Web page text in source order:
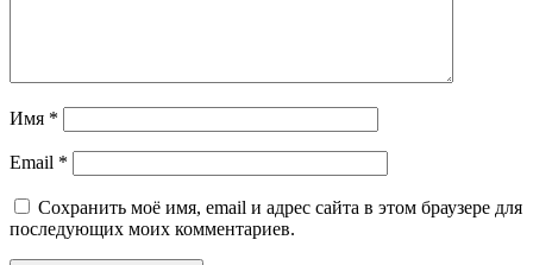
Имя *
Email *
Сохранить моё имя, email и адрес сайта в этом браузере для
последующих моих комментариев.